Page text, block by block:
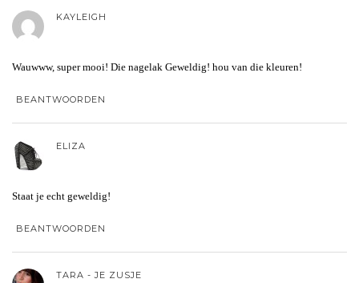
KAYLEIGH
Wauwww, super mooi! Die nagelak Geweldig! hou van die kleuren!
BEANTWOORDEN
ELIZA
Staat je echt geweldig!
BEANTWOORDEN
TARA - JE ZUSJE